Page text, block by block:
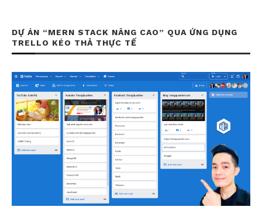
DỰ ÁN “MERN STACK NÂNG CAO” QUA ỨNG DỤNG
TRELLO KÉO THẢ THỰC TẾ